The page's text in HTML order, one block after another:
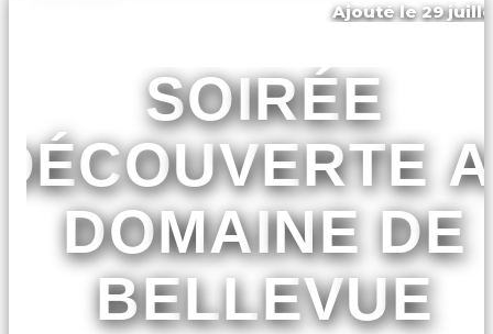
Ajouté le 29
SOIRÉE
DOMAINE DE
BELLEVUE